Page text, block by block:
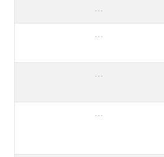
,
,
,
,
,
,
,
,
,
,
,
,